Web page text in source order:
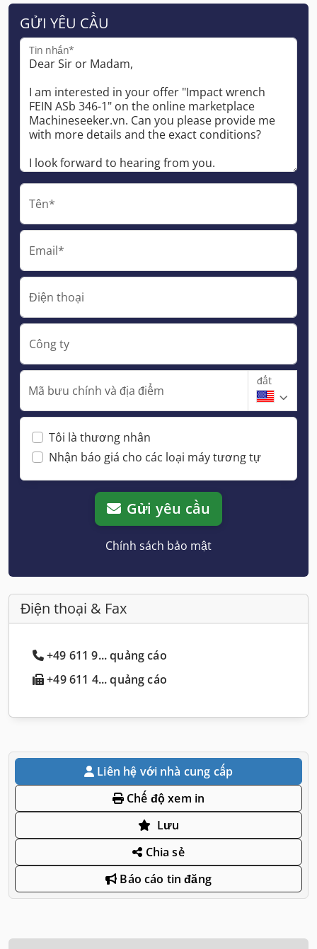
GỬI YÊU CẦU
Tin nhắn*
Tên*
Email*
Điện thoại
Công ty
Mã bưu chính và địa điểm
đất
Tôi là thương nhân
Nhận báo giá cho các loại máy tương tự
Gửi yêu cầu
Chính sách bảo mật
Điện thoại & Fax
+49 611 9... quảng cáo
+49 611 4... quảng cáo
Liên hệ với nhà cung cấp
Chế độ xem in
Lưu
Chia sẻ
Báo cáo tin đăng